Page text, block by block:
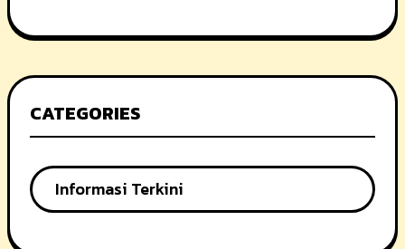
CATEGORIES
Informasi Terkini